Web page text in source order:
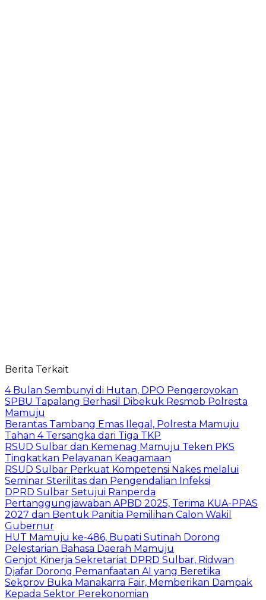
Berita Terkait
4 Bulan Sembunyi di Hutan, DPO Pengeroyokan
SPBU Tapalang Berhasil Dibekuk Resmob Polresta
Mamuju
Berantas Tambang Emas Ilegal, Polresta Mamuju
Tahan 4 Tersangka dari Tiga TKP
RSUD Sulbar dan Kemenag Mamuju Teken PKS
Tingkatkan Pelayanan Keagamaan
RSUD Sulbar Perkuat Kompetensi Nakes melalui
Seminar Sterilitas dan Pengendalian Infeksi
DPRD Sulbar Setujui Ranperda
Pertanggungjawaban APBD 2025, Terima KUA-PPAS
2027 dan Bentuk Panitia Pemilihan Calon Wakil
Gubernur
HUT Mamuju ke-486, Bupati Sutinah Dorong
Pelestarian Bahasa Daerah Mamuju
Genjot Kinerja Sekretariat DPRD Sulbar, Ridwan
Djafar Dorong Pemanfaatan AI yang Beretika
Sekprov Buka Manakarra Fair, Memberikan Dampak
Kepada Sektor Perekonomian